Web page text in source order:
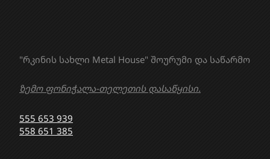
"რკინის სახლი Metal House" შოურუმი და საწარმო
ზემო ფონიჭალა-თელეთის დასაწყისი.
555 653 939
558 651 385